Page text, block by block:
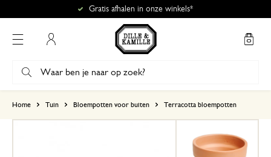
Gratis afhalen in onze winkels*
Home Tuin Bloempotten voor buiten Terracotta bloempotten